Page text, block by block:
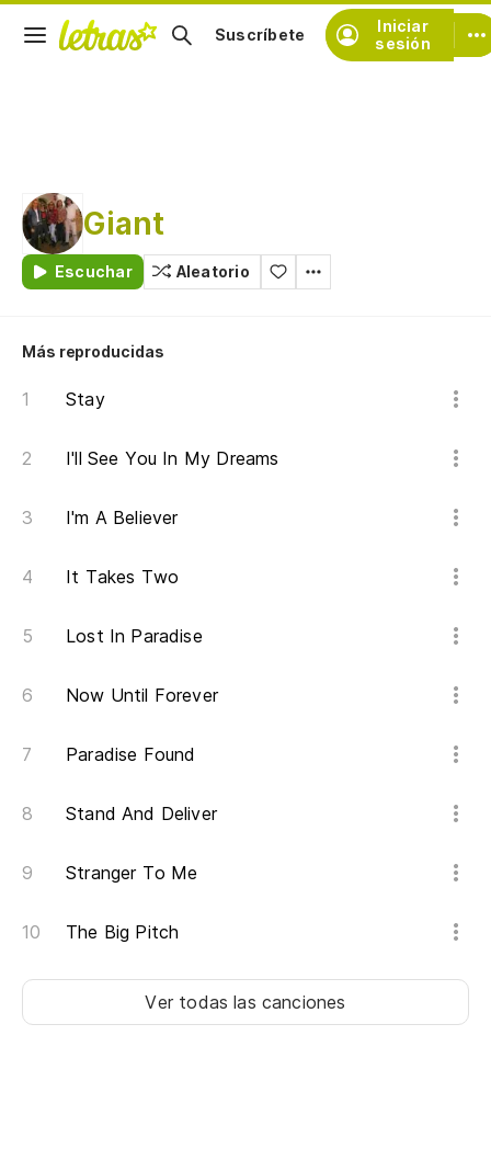
Iniciar
sesión
Suscríbete
Giant
Escuchar Aleatorio
Más reproducidas
Stay
I'll See You In My Dreams
I'm A Believer
It Takes Two
Lost In Paradise
Now Until Forever
Paradise Found
Stand And Deliver
Stranger To Me
The Big Pitch
Ver todas las canciones